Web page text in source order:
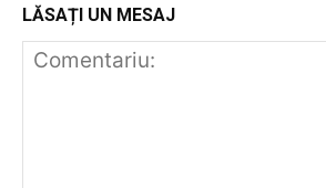
LĂSAȚI UN MESAJ